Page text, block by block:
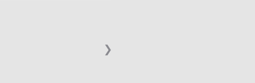
❯